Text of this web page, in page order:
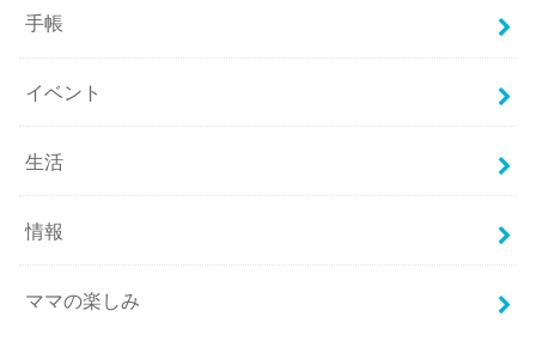
手帳
イベント
生活
情報
ママの楽しみ